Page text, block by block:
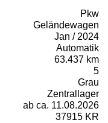
Pkw
Geländewagen
Jan / 2024
Automatik
63.437 km
5
Grau
Zentrallager
ab ca. 11.08.2026
37915 KR